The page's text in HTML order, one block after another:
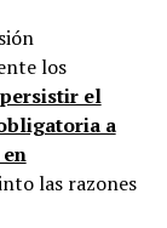
los
el
a
las razones